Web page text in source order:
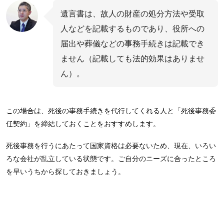
遺言書は、故人の財産の処分方法や受取
人などを記載するものであり、役所への
届出や葬儀などの事務手続きは記載でき
ません（記載しても法的効果はありませ
ん）。
この場合は、死後の事務手続きを代行してくれる人と「死後事務委
任契約」を締結しておくことをおすすめします。
死後事務を行うにあたって国家資格は必要ないため、現在、いろい
ろな会社が乱立している状態です。ご自分のニーズに合ったところ
を早いうちから探しておきましょう。